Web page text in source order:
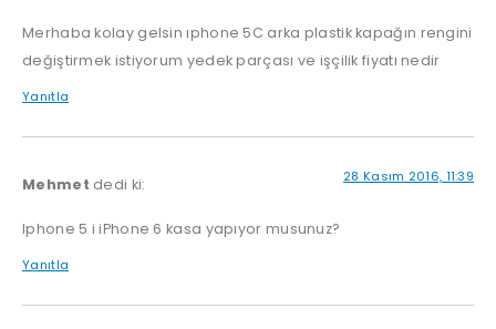
Merhaba kolay gelsin ıphone 5C arka plastik kapağın rengini
değiştirmek istiyorum yedek parçası ve işçilik fiyatı nedir
Yanıtla
Mehmet dedi ki: 28 Kasım 2016, 11:39
Iphone 5 i iPhone 6 kasa yapıyor musunuz?
Yanıtla